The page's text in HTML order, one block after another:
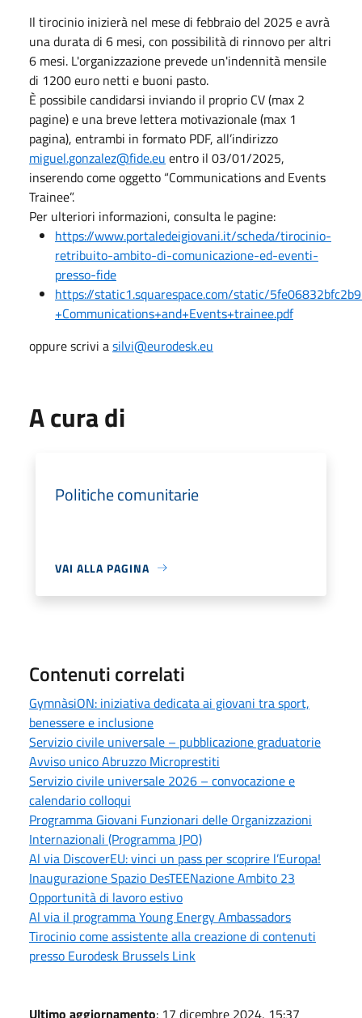
Il tirocinio inizierà nel mese di febbraio del 2025 e avrà
una durata di 6 mesi, con possibilità di rinnovo per altri
6 mesi. L'organizzazione prevede un'indennità mensile
di 1200 euro netti e buoni pasto.
È possibile candidarsi inviando il proprio CV (max 2
pagine) e una breve lettera motivazionale (max 1
pagina), entrambi in formato PDF, all’indirizzo
miguel.gonzalez@fide.eu entro il 03/01/2025,
inserendo come oggetto “Communications and Events
Trainee”.
Per ulteriori informazioni, consulta le pagine:
https://www.portaledeigiovani.it/scheda/tirocinio-
retribuito-ambito-di-comunicazione-ed-eventi-
presso-fide
https://static1.squarespace.com/static/
+Communications+and+Events+trainee.pdf
oppure scrivi asilvi@eurodesk.eu
A cura di
Politiche comunitarie
VAI ALLA PAGINA
Contenuti correlati
GymnàsiON: iniziativa dedicata ai giovani tra sport,
benessere e inclusione
Servizio civile universale – pubblicazione graduatorie
Avviso unico Abruzzo Microprestiti
Servizio civile universale 2026 – convocazione e
calendario colloqui
Programma Giovani Funzionari delle Organizzazioni
Internazionali (Programma JPO)
Al via DiscoverEU: vinci un pass per scoprire l’Europa!
Inaugurazione Spazio DesTEENazione Ambito 23
Opportunità di lavoro estivo
Al via il programma Young Energy Ambassadors
Tirocinio come assistente alla creazione di contenuti
presso Eurodesk Brussels Link
Ultimo aggiornamento: 17 dicembre 2024, 15:37